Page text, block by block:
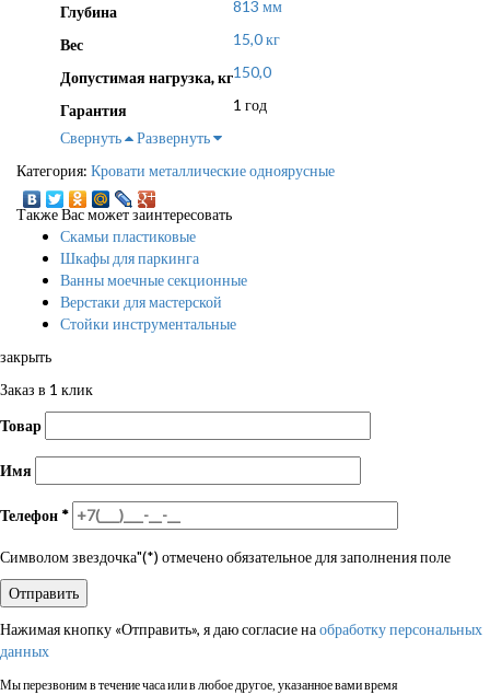
Глубина 813 мм
Вес 15,0 кг
Допустимая нагрузка, кг150,0
Гарантия
1 год
Свернуть
Развернуть
Категория: Кровати металлические одноярусные
Также Вас может заинтересовать
Скамьи пластиковые
Шкафы для паркинга
Ванны моечные секционные
Верстаки для мастерской
Стойки инструментальные
закрыть
Заказ в 1 клик
Товар
Имя
Телефон *
Символом звездочка"(*) отмечено обязательное для заполнения поле
Нажимая кнопку «Отправить», я даю согласие наобработку персональных
данных
Мы перезвоним в течение часа или в любое другое, указанное вами время